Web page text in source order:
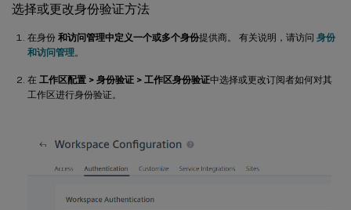
选择或更改身份验证方法
在身份 和访问管理中定义一个或多个身份提供商。 有关说明，请访问 身份
和访问管理。
在 工作区配置 > 身份验证 > 工作区身份验证中选择或更改订阅者如何对其
工作区进行身份验证。